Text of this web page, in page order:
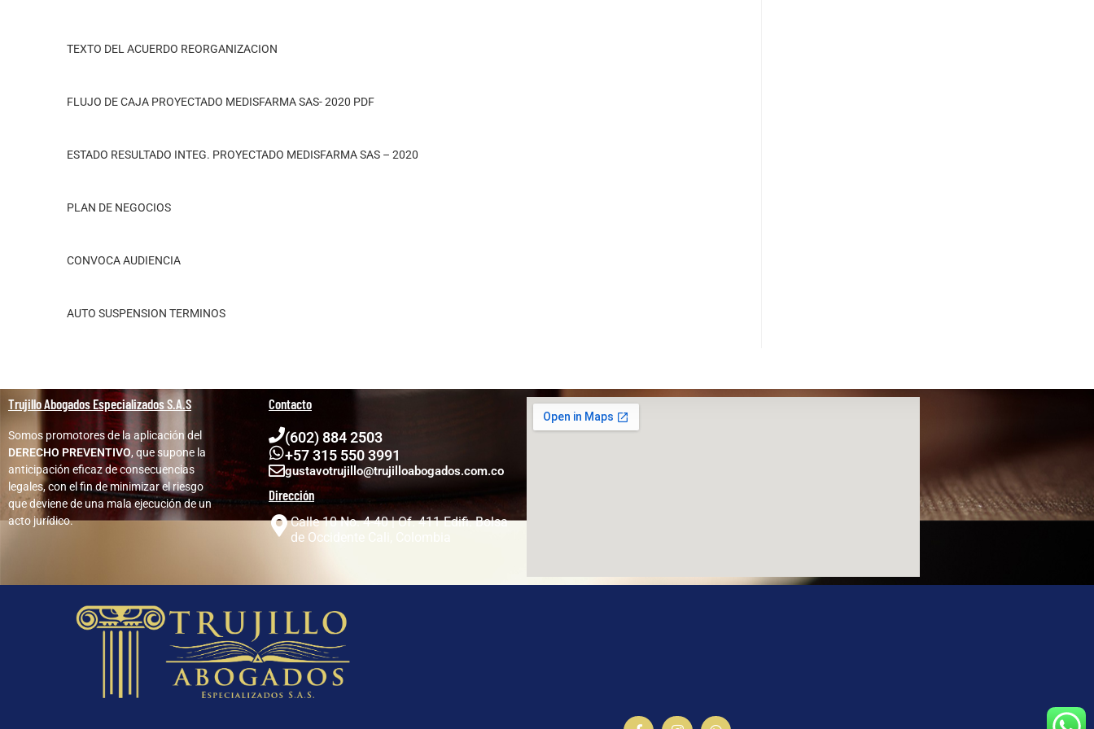
TEXTO DEL ACUERDO REORGANIZACION
FLUJO DE CAJA PROYECTADO MEDISFARMA SAS- 2020 PDF
ESTADO RESULTADO INTEG. PROYECTADO MEDISFARMA SAS – 2020
PLAN DE NEGOCIOS
CONVOCA AUDIENCIA
AUTO SUSPENSION TERMINOS
Trujillo Abogados Especializados S.A.S
Somos promotores de la aplicación del
DERECHO PREVENTIVO, que supone la
anticipación eficaz de consecuencias
legales, con el fin de minimizar el riesgo
que deviene de una mala ejecución de un
acto jurídico.
Contacto
(602) 884 2503
+57 315 550 3991
gustavotrujillo@trujilloabogados.com.co
Dirección
Calle 10 No. 4-40 | Of. 411 Edifi. Bolsa
de Occidente Cali, Colombia